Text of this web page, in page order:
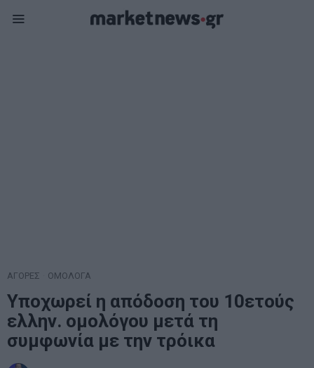
ΑΓΟΡΕΣ ΟΜΟΛΟΓΑ
Υποχωρεί η απόδοση του 10ετούς
ελλην. ομολόγου μετά τη
συμφωνία με την τρόικα